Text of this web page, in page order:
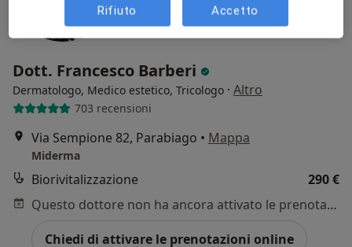
Dott. Francesco Barberi
Dermatologo, Medico estetico, Tricologo · Altro
703 recensioni
Via Sempione 82, Parabiago • Mappa
Miderma
Biorivitalizzazione
290 €
Questo dottore non ha ancora attivato le prenotazioni online presso questo indirizzo.
Chiedi di attivare le prenotazioni online
Rifiuto Accetto